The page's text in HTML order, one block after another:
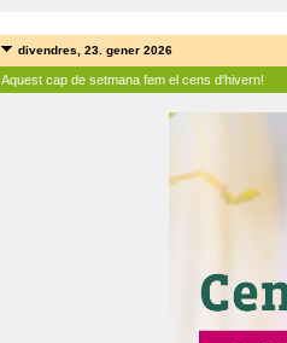
divendres, 23. gener 2026
Aquest cap de setmana fem el cens d'hivern!